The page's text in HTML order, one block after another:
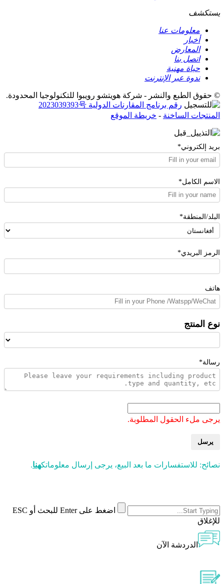
يستكشف
معلومات عنا
أخبار
المعارض
اتصل بنا
حياة مهنية
ندوة عبر الإنترنت
© حقوق الطبع والنشر - شركة هويتشو رويبوا للتكنولوجيا المحدودة.
رقم برنامج المقارنات الدولية 2023039393号
المنتجات الساخنة - خريطة الموقع
بريد إلكتروني*
الاسم الكامل*
البلد/المنطقة*
الرمز البريدي*
هاتف
نوع المنتج
رسالة*
يرجى ملء الحقول المطلوبة.
يرسل
نصائح: للاستفسارات ما بعد البيع، يرجى إرسال معلوماتكهنا.
اضغط على Enter للبحث أو ESC
للإغلاق
الدردشة الآن